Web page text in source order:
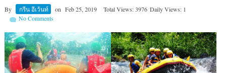
By กรีน อีเว้นท์ on Feb 25, 2019 Total Views: 3976 Daily Views: 1
No Comments